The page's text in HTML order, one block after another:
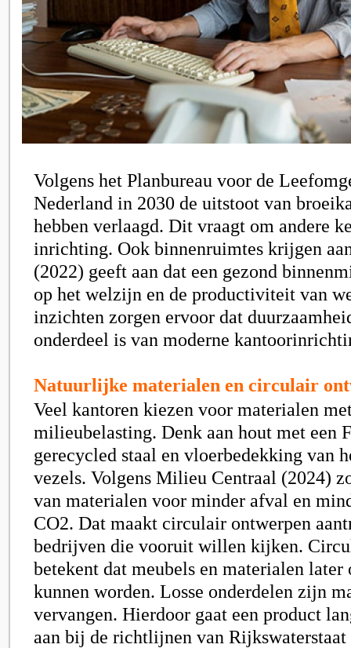
Volgens het Planbureau voor de
Nederland in 2030 de uitstoot van
hebben verlaagd. Dit vraagt om andere
inrichting. Ook binnenruimtes krijgen
(2022) geeft aan dat een gezond
op het welzijn en de productiviteit van
inzichten zorgen ervoor dat
onderdeel is van moderne
Natuurlijke materialen en circulair
Veel kantoren kiezen voor materialen
milieubelasting. Denk aan hout met een
gerecycled staal en vloerbedekking van
vezels. Volgens Milieu Centraal (2024)
van materialen voor minder afval en
CO2. Dat maakt circulair ontwerpen
bedrijven die vooruit willen kijken.
betekent dat meubels en materialen
kunnen worden. Losse onderdelen zijn
vervangen. Hierdoor gaat een product
aan bij de richtlijnen van